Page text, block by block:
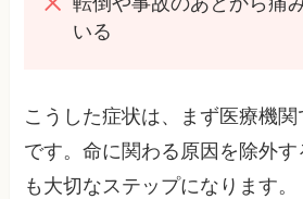
いる
こうした症状は、まず医療機
です。命に関わる原因を除外す
も大切なステップになります。